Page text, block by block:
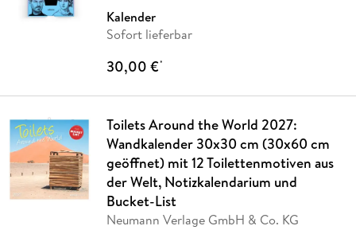
Kalender
Sofort lieferbar
30,00 €*
Toilets Around the World 2027:
Wandkalender 30x30 cm (30x60 cm
geöffnet) mit 12 Toilettenmotiven aus
der Welt, Notizkalendarium und
Bucket-List
Neumann Verlage GmbH & Co. KG